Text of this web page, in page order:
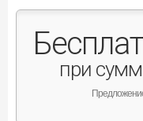
при